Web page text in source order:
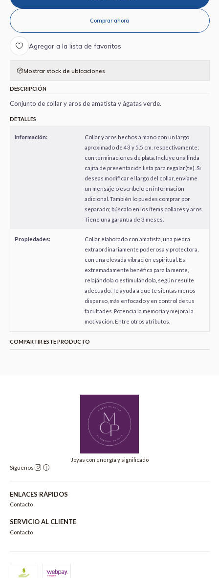
Comprar ahora
Agregar a la lista de favoritos
Mostrar stock de ubicaciones
DESCRIPCIÓN
Conjunto de collar y aros de amatista y ágatas verde.
DETALLES
Información:
Collar y aros hechos a mano con un largo
aproximado de 43 y 5.5 cm. respectivamente;
con terminaciones de plata. Incluye una linda
cajita de presentación lista para regalar(te). Si
deseas modificar el largo del collar, envíame
un mensaje o escríbelo en información
adicional. También lo puedes comprar por
separado; búscalo en los ítems collares y aros.
Tiene una garantía de 3 meses.
Propiedades:
Collar elaborado con amatista, una piedra
extraordinariamente poderosa y protectora,
con una elevada vibración espiritual. Es
extremadamente benéfica para la mente,
relajándola o estimulándola, según resulte
adecuado. Te ayuda a que te sientas menos
disperso, más enfocado y en control de tus
facultades. Potencia la memoria y mejora la
motivación. Entre otros atributos.
COMPARTIR ESTE PRODUCTO
Joyas con energía y significado
Síguenos
ENLACES RÁPIDOS
Contacto
SERVICIO AL CLIENTE
Contacto